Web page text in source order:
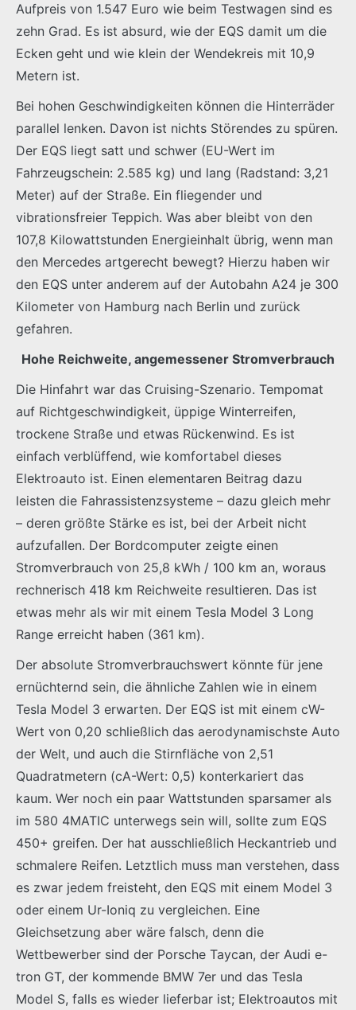
Aufpreis von 1.547 Euro wie beim Testwagen sind es
zehn Grad. Es ist absurd, wie der EQS damit um die
Ecken geht und wie klein der Wendekreis mit 10,9
Metern ist.
Bei hohen Geschwindigkeiten können die Hinterräder
parallel lenken. Davon ist nichts Störendes zu spüren.
Der EQS liegt satt und schwer (EU-Wert im
Fahrzeugschein: 2.585 kg) und lang (Radstand: 3,21
Meter) auf der Straße. Ein fliegender und
vibrationsfreier Teppich. Was aber bleibt von den
107,8 Kilowattstunden Energieinhalt übrig, wenn man
den Mercedes artgerecht bewegt? Hierzu haben wir
den EQS unter anderem auf der Autobahn A24 je 300
Kilometer von Hamburg nach Berlin und zurück
gefahren.
Hohe Reichweite, angemessener Stromverbrauch
Die Hinfahrt war das Cruising-Szenario. Tempomat
auf Richtgeschwindigkeit, üppige Winterreifen,
trockene Straße und etwas Rückenwind. Es ist
einfach verblüffend, wie komfortabel dieses
Elektroauto ist. Einen elementaren Beitrag dazu
leisten die Fahrassistenzsysteme – dazu gleich mehr
– deren größte Stärke es ist, bei der Arbeit nicht
aufzufallen. Der Bordcomputer zeigte einen
Stromverbrauch von 25,8 kWh / 100 km an, woraus
rechnerisch 418 km Reichweite resultieren. Das ist
etwas mehr als wir mit einem Tesla Model 3 Long
Range erreicht haben (361 km).
Der absolute Stromverbrauchswert könnte für jene
ernüchternd sein, die ähnliche Zahlen wie in einem
Tesla Model 3 erwarten. Der EQS ist mit einem cW-
Wert von 0,20 schließlich das aerodynamischste Auto
der Welt, und auch die Stirnfläche von 2,51
Quadratmetern (cA-Wert: 0,5) konterkariert das
kaum. Wer noch ein paar Wattstunden sparsamer als
im 580 4MATIC unterwegs sein will, sollte zum EQS
450+ greifen. Der hat ausschließlich Heckantrieb und
schmalere Reifen. Letztlich muss man verstehen, dass
es zwar jedem freisteht, den EQS mit einem Model 3
oder einem Ur-Ioniq zu vergleichen. Eine
Gleichsetzung aber wäre falsch, denn die
Wettbewerber sind der Porsche Taycan, der Audi e-
tron GT, der kommende BMW 7er und das Tesla
Model S, falls es wieder lieferbar ist; Elektroautos mit